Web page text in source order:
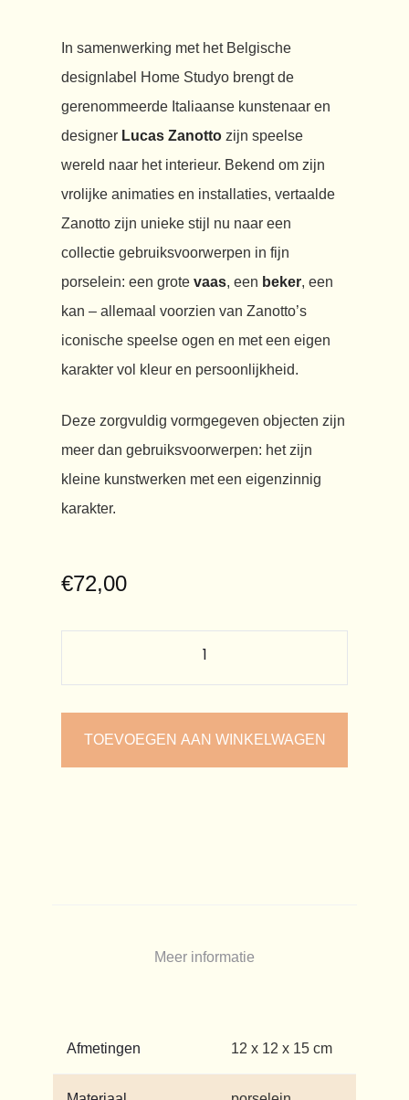
In samenwerking met het Belgische
designlabel Home Studyo brengt de
gerenommeerde Italiaanse kunstenaar en
designer Lucas Zanottozijn speelse
wereld naar het interieur. Bekend om zijn
vrolijke animaties en installaties, vertaalde
Zanotto zijn unieke stijl nu naar een
collectie gebruiksvoorwerpen in fijn
porselein: een grote vaas, een beker, een
kan – allemaal voorzien van Zanotto’s
iconische speelse ogen en met een eigen
karakter vol kleur en persoonlijkheid.
Deze zorgvuldig vormgegeven objecten zijn
meer dan gebruiksvoorwerpen: het zijn
kleine kunstwerken met een eigenzinnig
karakter.
€72,00
TOEVOEGEN AAN WINKELWAGEN
Meer informatie
Afmetingen 12 x 12 x 15 cm